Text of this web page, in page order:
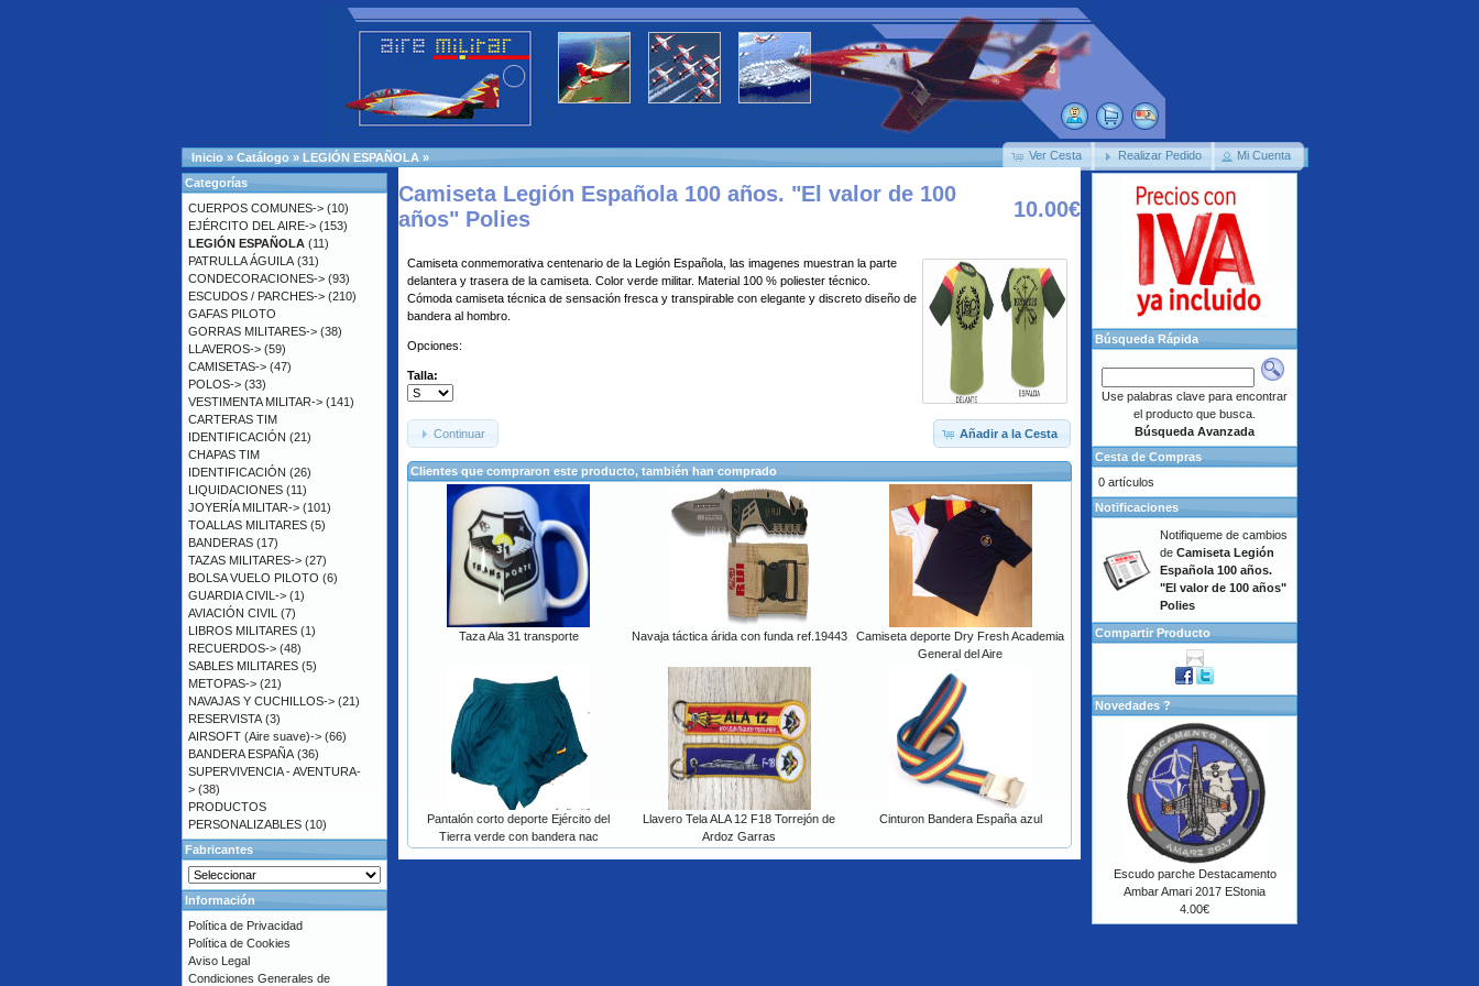
Ver Cesta Realizar Pedido Mi Cuenta
Inicio » Catálogo » LEGIÓN ESPAÑOLA »
10.00€
Camiseta Legión Española 100 años. "El valor de 100
años" Polies
Camiseta conmemorativa centenario de la Legión Española, las imagenes muestran la parte
delantera y trasera de la camiseta. Color verde militar. Material 100 % poliester técnico.
Cómoda camiseta técnica de sensación fresca y transpirable con elegante y discreto diseño de
bandera al hombro.
Opciones:
Talla:
Añadir a la Cesta
Continuar
Clientes que compraron este producto, también han comprado
Taza Ala 31 transporte Navaja táctica árida con funda ref.19443
Camiseta deporte Dry Fresh Academia
General del Aire
Pantalón corto deporte Ejército del
Tierra verde con bandera nac
Llavero Tela ALA 12 F18 Torrejón de
Ardoz Garras
Cinturon Bandera España azul
Categorías
CUERPOS COMUNES-> (10)
EJÉRCITO DEL AIRE-> (153)
LEGIÓN ESPAÑOLA (11)
PATRULLA ÁGUILA (31)
CONDECORACIONES-> (93)
ESCUDOS / PARCHES-> (210)
GAFAS PILOTO
GORRAS MILITARES-> (38)
LLAVEROS-> (59)
CAMISETAS-> (47)
POLOS-> (33)
VESTIMENTA MILITAR-> (141)
CARTERAS TIM
IDENTIFICACIÓN (21)
CHAPAS TIM
IDENTIFICACIÓN (26)
LIQUIDACIONES (11)
JOYERÍA MILITAR-> (101)
TOALLAS MILITARES (5)
BANDERAS (17)
TAZAS MILITARES-> (27)
BOLSA VUELO PILOTO (6)
GUARDIA CIVIL-> (1)
AVIACIÓN CIVIL (7)
LIBROS MILITARES (1)
RECUERDOS-> (48)
SABLES MILITARES (5)
METOPAS-> (21)
NAVAJAS Y CUCHILLOS-> (21)
RESERVISTA (3)
AIRSOFT (Aire suave)-> (66)
BANDERA ESPAÑA (36)
SUPERVIVENCIA - AVENTURA-
> (38)
PRODUCTOS
PERSONALIZABLES (10)
Fabricantes
Información
Política de Privacidad
Política de Cookies
Aviso Legal
Condiciones Generales de
Búsqueda Rápida
Use palabras clave para encontrar
el producto que busca.
Búsqueda Avanzada
Cesta de Compras
0 artículos
Notificaciones
Notifiqueme de cambios
de Camiseta Legión
Española 100 años.
"El valor de 100 años"
Polies
Compartir Producto
Novedades ?
Escudo parche Destacamento
Ambar Amari 2017 EStonia
4.00€